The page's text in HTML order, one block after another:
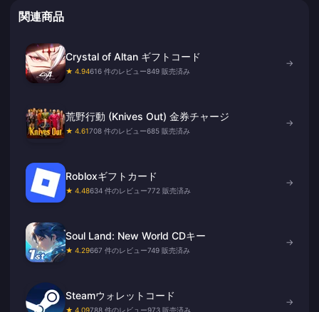
関連商品
Crystal of Altan ギフトコード
★ 4.94616 件のレビュー849 販売済み
→
荒野行動 (Knives Out) 金券チャージ
★ 4.61708 件のレビュー685 販売済み
→
Robloxギフトカード
★ 4.48634 件のレビュー772 販売済み
→
Soul Land: New World CDキー
★ 4.29667 件のレビュー749 販売済み
→
Steamウォレットコード
★ 4.09788 件のレビュー973 販売済み
→